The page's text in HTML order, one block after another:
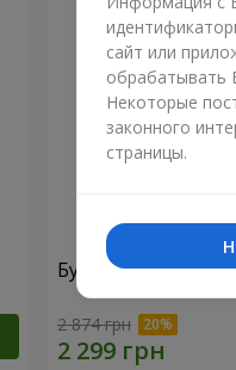
Букет "Шедевр"
2 874 грн
сайт или
обрабатывать
Некоторые
законного
страницы.